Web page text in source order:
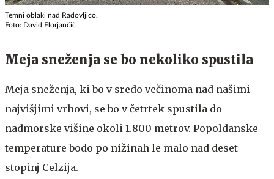
Temni oblaki nad Radovljico.
Foto: David Florjančič
Meja sneženja se bo nekoliko spustila
Meja sneženja, ki bo v sredo večinoma nad našimi
najvišjimi vrhovi, se bo v četrtek spustila do
nadmorske višine okoli 1.800 metrov. Popoldanske
temperature bodo po nižinah le malo nad deset
stopinj Celzija.